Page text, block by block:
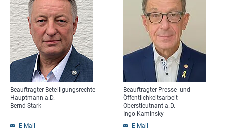
Beauftragter Beteiligungsrechte
Hauptmann a.D.
Bernd Stark
E-Mail
Beauftragter Presse- und
Öffentlichkeitsarbeit
Oberstleutnant a.D.
Ingo Kaminsky
E-Mail